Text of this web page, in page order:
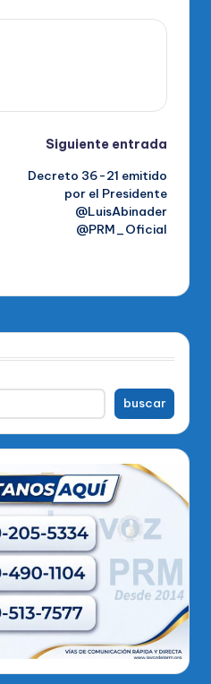
Siguiente entrada
Decreto 36-21 emitido
por el Presidente
@LuisAbinader
@PRM_Oficial
buscar